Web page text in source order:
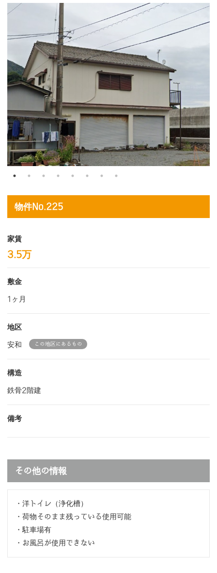
物件No.225
家賃
3.5万
敷金
1ヶ月
地区
安和 この地区にあるもの
構造
鉄骨2階建
備考
その他の情報
・洋トイレ（浄化槽）
・荷物そのまま残っている使用可能
・駐車場有
・お風呂が使用できない